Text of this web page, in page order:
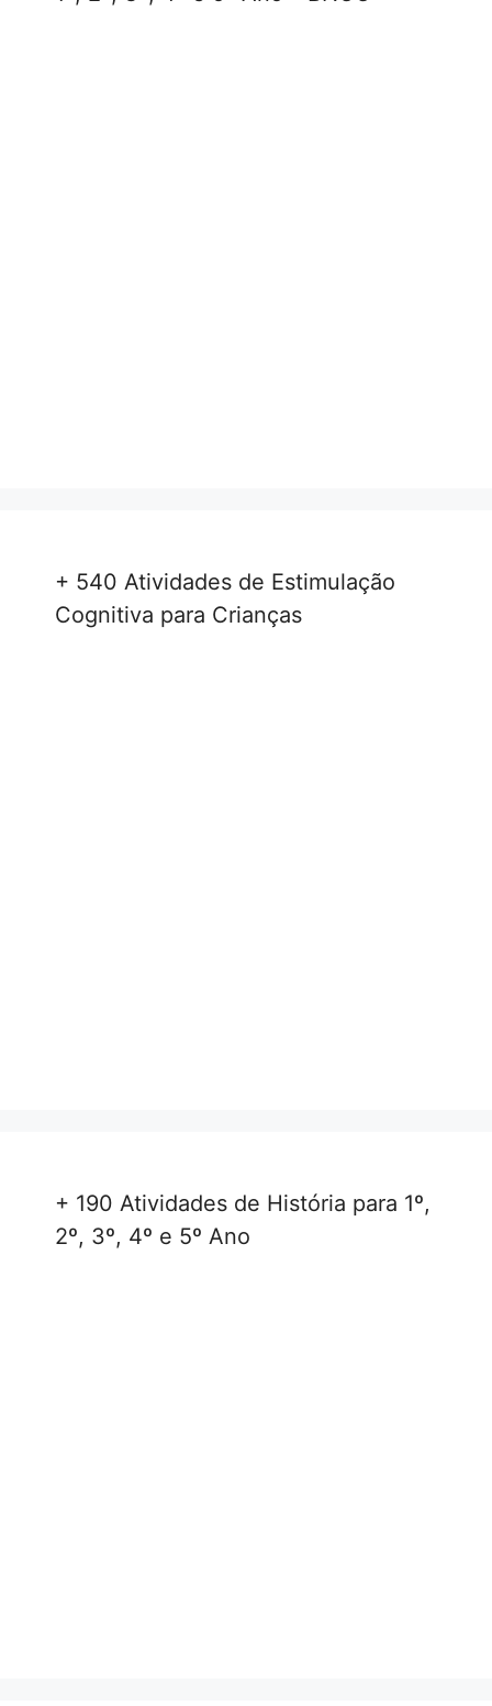
+ 540 Atividades de Estimulação
Cognitiva para Crianças
+ 190 Atividades de História para 1º,
2º, 3º, 4º e 5º Ano